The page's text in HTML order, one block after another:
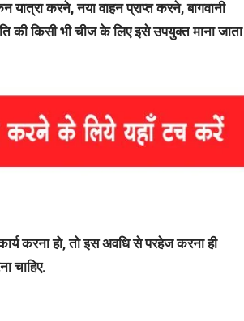
करने, नया वाहन प्राप्त करने, बागवानी
की किसी भी चीज के लिए इसे उपयुक्त माना जाता
करना हो, तो इस अवधि से परहेज करना ही
चाहिए.